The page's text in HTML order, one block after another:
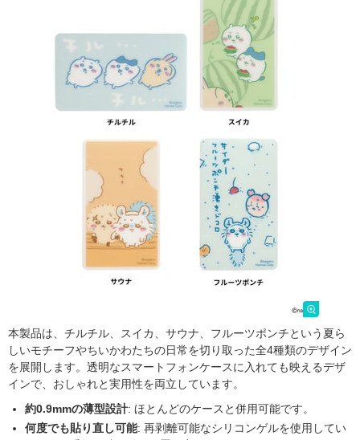
本製品は、チルチル、スイカ、サウナ、フルーツポンチという夏ら
しいモチーフやちいかわたちの日常を切り取った全4種類のデザイン
を展開します。透明なスマートフォンケースに入れても映えるデザ
インで、おしゃれと実用性を両立しています。
約0.9mmの薄型設計: ほとんどのケースと併用可能です。
何度でも貼り直し可能: 再剥離可能なシリコンゲルを使用してい